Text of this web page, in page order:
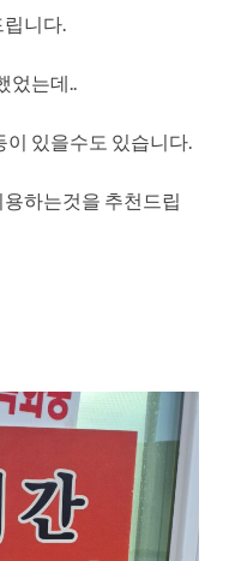
니다.
었는데..
이 있을수도 있습니다.
하는것을 추천드립